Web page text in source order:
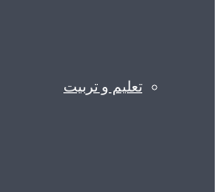
تعلیم و تربیت